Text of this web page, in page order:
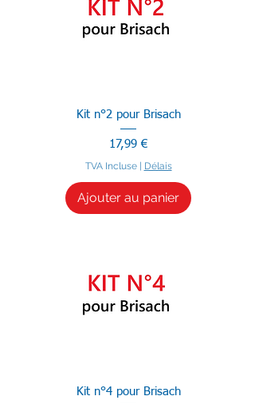
Kit n°2 pour Brisach
Prix
17,99 €
TVA Incluse| Délais
Ajouter au panier
Kit n°4 pour Brisach